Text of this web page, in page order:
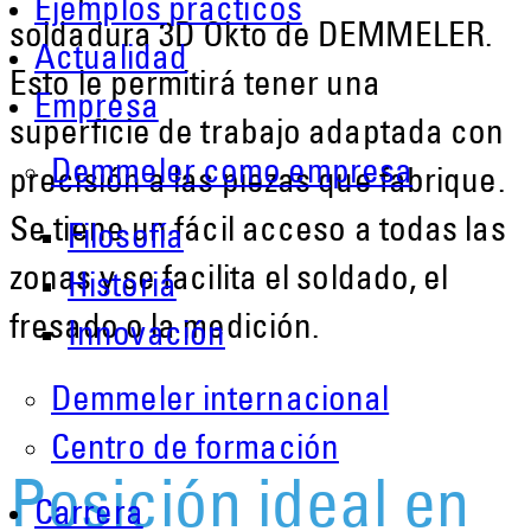
Ejemplos prácticos
Actualidad
Empresa
Demmeler como empresa
Filosofía
Historia
Innovación
Demmeler internacional
Centro de formación
Carrera
soldadura 3D Okto de DEMMELER.
Esto le permitirá tener una
superficie de trabajo adaptada con
precisión a las piezas que fabrique.
Se tiene un fácil acceso a todas las
zonas y se facilita el soldado, el
fresado o la medición.
Posición ideal en